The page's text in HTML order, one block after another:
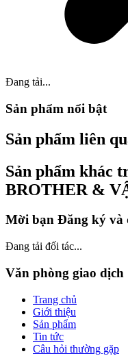
Đang tải...
Sản phẩm nổi bật
Sản phẩm liên
Sản phẩm khác
BROTHER &
Mời bạn Đăng ký và
Đang tải đối tác...
Văn phòng giao dịch
Trang chủ
Giới thiệu
Sản phẩm
Tin tức
Câu hỏi thường gặp